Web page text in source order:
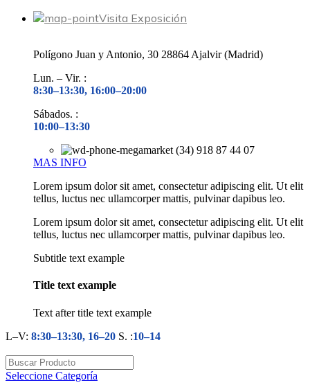
Visita Exposición
Polígono Juan y Antonio, 30 28864 Ajalvir (Madrid)
Lun. – Vir. :
8:30–13:30, 16:00–20:00
Sábados. :
10:00–13:30
(34) 918 87 44 07
MAS INFO
Lorem ipsum dolor sit amet, consectetur adipiscing elit. Ut elit
tellus, luctus nec ullamcorper mattis, pulvinar dapibus leo.
Lorem ipsum dolor sit amet, consectetur adipiscing elit. Ut elit
tellus, luctus nec ullamcorper mattis, pulvinar dapibus leo.
Subtitle text example
Title text example
Text after title text example
L–V: 8:30–13:30, 16–20 S. :10–14
Seleccione Categoría